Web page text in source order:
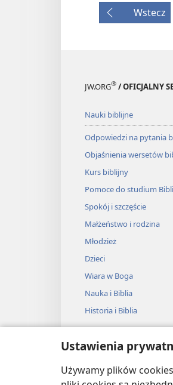
Ustawienia
Używamy plików
Wstecz
JW.ORG® / OFICJALNY
Nauki biblijne
Odpowiedzi na pytania
Objaśnienia wersetów
Kurs biblijny
Pomoce do studium
Spokój i szczęście
Małżeństwo i rodzina
Młodzież
Dzieci
Wiara w Boga
Nauka i Biblia
Historia i Biblia